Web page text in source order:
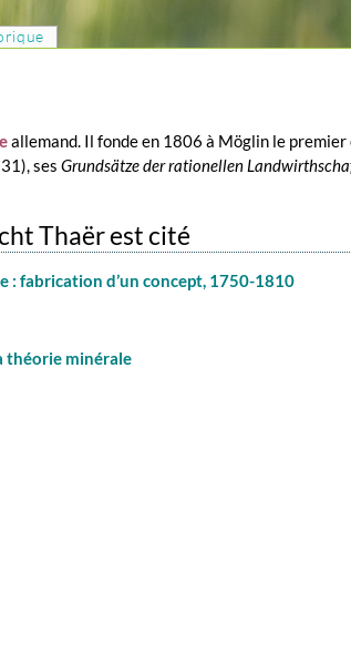
allemand. Il fonde en 1806 à Möglin le
sesGrundsätze der rationellen
Thaër est cité
: fabrication d’un concept, 1750-1810
théorie minérale